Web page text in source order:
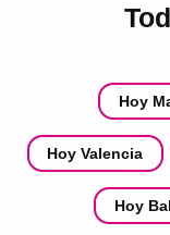
Hoy
Hoy Valencia
Hoy